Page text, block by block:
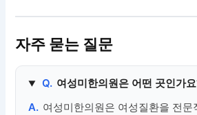
자주 묻는 질문
Q. 여성미한의원은 어떤 곳인가
A. 여성미한의원은 여성질환을 전문